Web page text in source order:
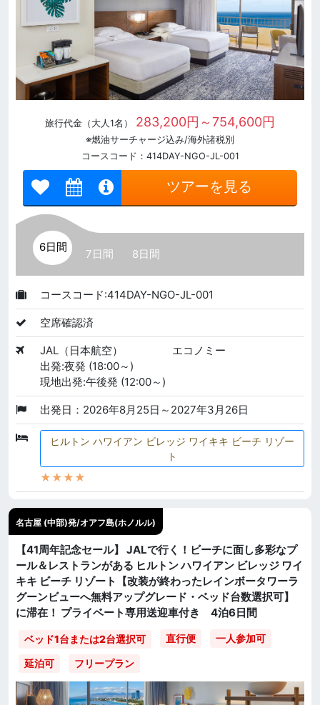
旅行代金（大人1名） 283,200円～754,600円
※燃油サーチャージ込み/海外諸税別
コースコード：414DAY-NGO-JL-001
ツアーを見る
6日間
7日間 8日間
コースコード:414DAY-NGO-JL-001
空席確認済
JAL（日本航空）
エコノミー
出発:夜発 (18:00～)
現地出発:午後発 (12:00～)
出発日：2026年8月25日～2027年3月26日
ヒルトン ハワイアン ビレッジ ワイキキ ビーチ リゾー
ト
★★★★
名古屋 (中部)発/オアフ島(ホノルル)
【41周年記念セール】 JALで行く！ビーチに面し多彩なプ
ール＆レストランがある ヒルトン ハワイアン ビレッジ ワイ
キキ ビーチ リゾート【改装が終わったレインボータワーラ
グーンビューへ無料アップグレード・ベッド台数選択可】
に滞在！ プライベート専用送迎車付き 4泊6日間
ベッド1台または2台選択可 直行便 一人参加可
延泊可 フリープラン